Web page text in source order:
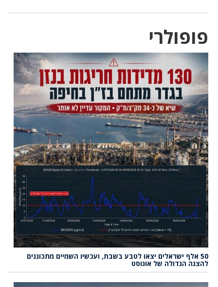
פופולרי
50 אלף ישראלים יצאו לטבע בשבת, ועכשיו השמיים מתכוננים
להצגה הגדולה של אוגוסט